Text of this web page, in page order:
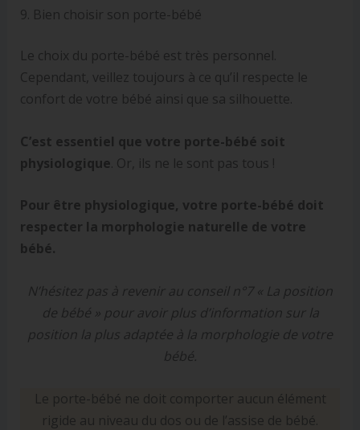
9. Bien choisir son porte-bébé
Le choix du porte-bébé est très personnel.
Cependant, veillez toujours à ce qu’il respecte le
confort de votre bébé ainsi que sa silhouette.
C’est essentiel que votre porte-bébé soit
physiologique. Or, ils ne le sont pas tous !
Pour être physiologique, votre porte-bébé doit
respecter la morphologie naturelle de votre
bébé.
N’hésitez pas à revenir au conseil n°7 « La position
de bébé » pour avoir plus d’information sur la
position la plus adaptée à la morphologie de votre
bébé.
Le porte-bébé ne doit comporter aucun élément
rigide au niveau du dos ou de l’assise de bébé.